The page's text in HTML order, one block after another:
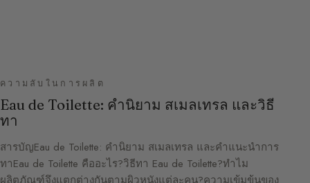
ความลับในการผลิต
Eau de Toilette: คำนิยาม สเมลเทรล และวิธี
ทา
สารบัญEau de Toilette: คำนิยาม สเมลเทรล และคำแนะนำการ
ทาEau de Toilette คืออะไร?วิธีทา Eau de Toilette?ทำไม